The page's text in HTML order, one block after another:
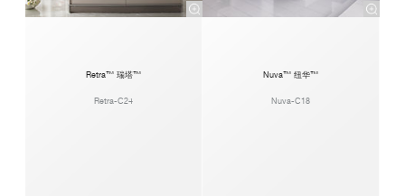
Retra™ 瑞塔™
Retra-C24
Nuva™ 纽华™
Nuva-C18